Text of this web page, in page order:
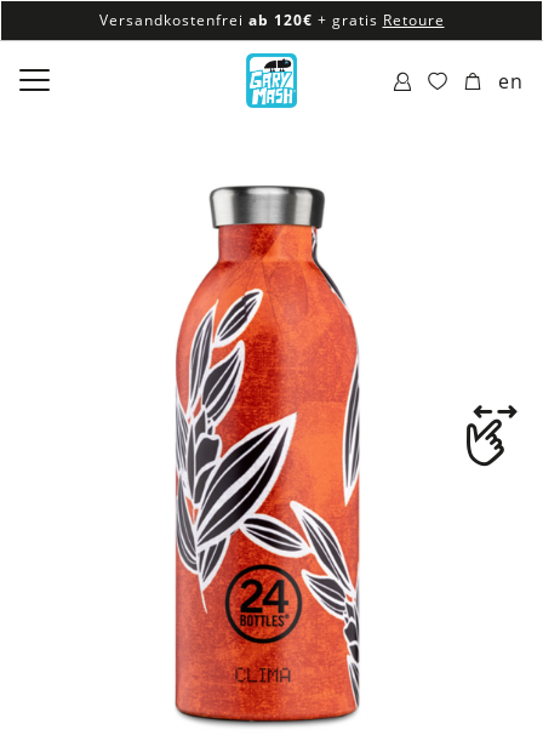
Versandkostenfrei ab 120€ + gratis Retoure
100% veganes & fair produziertes Sortiment
Versandkostenfrei ab 120€
en